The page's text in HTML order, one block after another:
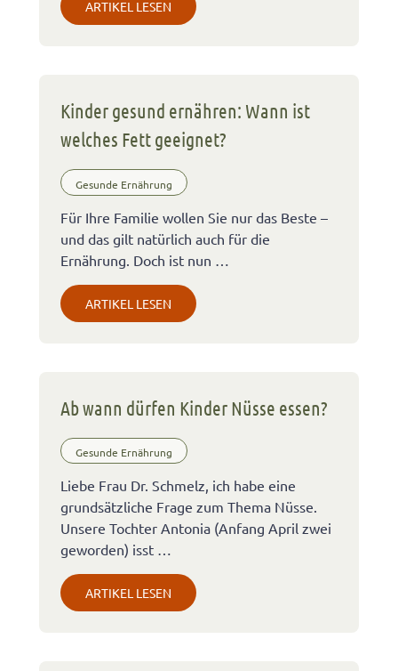
ARTIKEL LESEN
Kinder gesund ernähren: Wann ist
welches Fett geeignet?
Gesunde Ernährung
Für Ihre Familie wollen Sie nur das Beste –
und das gilt natürlich auch für die
Ernährung. Doch ist nun …
ARTIKEL LESEN
Ab wann dürfen Kinder Nüsse essen?
Gesunde Ernährung
Liebe Frau Dr. Schmelz, ich habe eine
grundsätzliche Frage zum Thema Nüsse.
Unsere Tochter Antonia (Anfang April zwei
geworden) isst …
ARTIKEL LESEN